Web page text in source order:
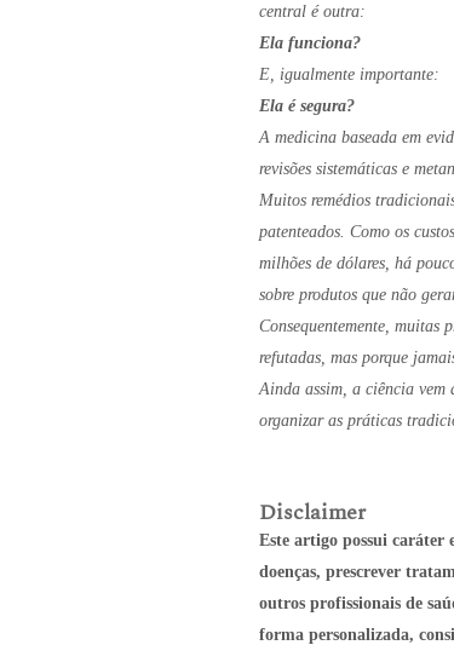
central é outra:
Ela funciona?
E, igualmente importante:
Ela é segura?
A medicina baseada em
revisões sistemáticas e
Muitos remédios
patenteados. Como os
milhões de dólares, há
sobre produtos que não
Consequentemente, muitas
refutadas, mas porque
Ainda assim, a ciência vem
organizar as práticas
Disclaimer
Este artigo possui caráter
doenças, prescrever
outros profissionais de
forma personalizada,